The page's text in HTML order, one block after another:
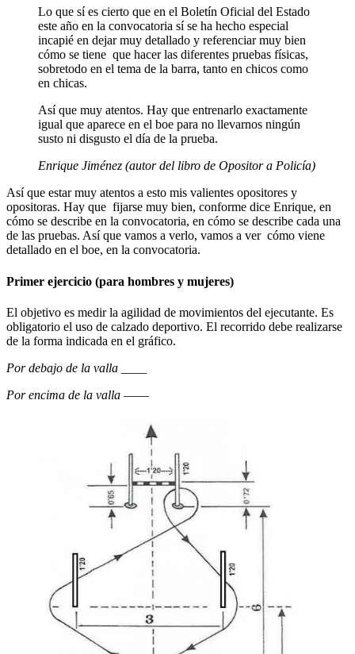
Lo que sí es cierto que en el Boletín Oficial del Estado
este año en la convocatoria sí se ha hecho especial
incapié en dejar muy detallado y referenciar muy bien
cómo se tiene que hacer las diferentes pruebas físicas,
sobretodo en el tema de la barra, tanto en chicos como
en chicas.
Así que muy atentos. Hay que entrenarlo exactamente
igual que aparece en el boe para no llevarnos ningún
susto ni disgusto el día de la prueba.
Enrique Jiménez (autor del libro de Opositor a Policía)
Así que estar muy atentos a esto mis valientes opositores y
opositoras. Hay que fijarse muy bien, conforme dice Enrique, en
cómo se describe en la convocatoria, en cómo se describe cada una
de las pruebas. Así que vamos a verlo, vamos a ver cómo viene
detallado en el boe, en la convocatoria.
Primer ejercicio (para hombres y mujeres)
El objetivo es medir la agilidad de movimientos del ejecutante. Es
obligatorio el uso de calzado deportivo. El recorrido debe realizarse
de la forma indicada en el gráfico.
Por debajo de la valla ____
Por encima de la valla ——